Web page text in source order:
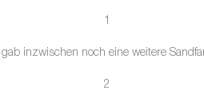
1
gab inzwischen noch eine weitere
2